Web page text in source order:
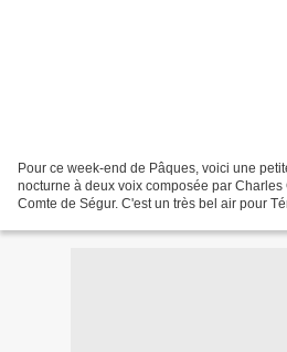
Pour ce week-end de Pâques, voici une
nocturne à deux voix composée par
Comte de Ségur. C'est un très bel air pour